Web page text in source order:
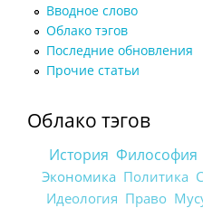
Вводное слово
Облако тэгов
Последние обновления
Прочие статьи
Облако тэгов
История Философия
Экономика Политика
Идеология Право